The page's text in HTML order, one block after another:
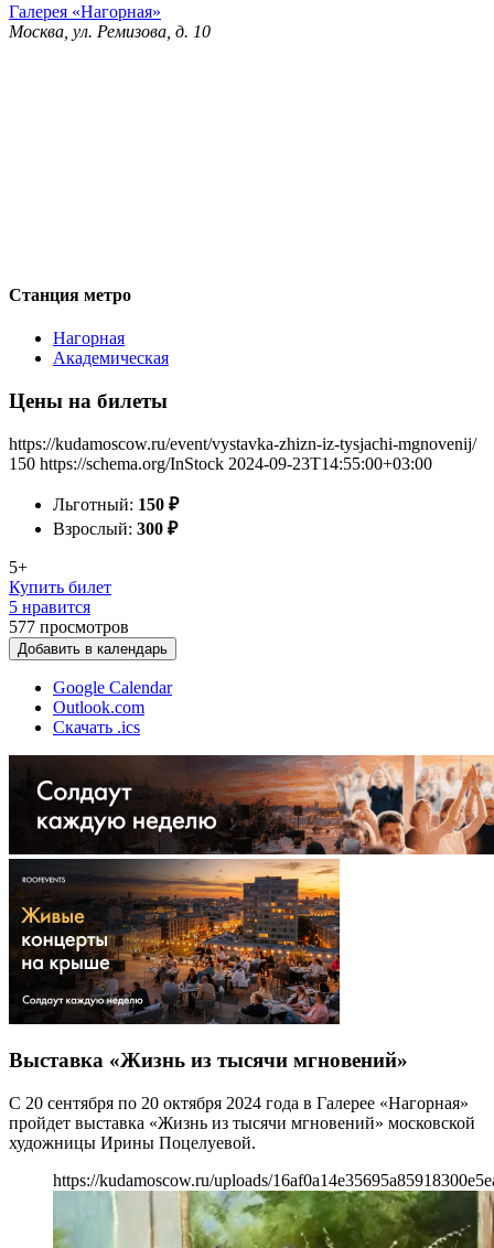
Галерея «Нагорная»
Москва, ул. Ремизова, д. 10
Станция метро
Нагорная
Академическая
Цены на билеты
https://kudamoscow.ru/event/vystavka-zhizn-iz-tysjachi-mgnovenij/
150 https://schema.org/InStock 2024-09-23T14:55:00+03:00
Льготный: 150 ₽
Взрослый: 300 ₽
5+
Купить билет
5 нравится
577 просмотров
Добавить в календарь
Google Calendar
Outlook.com
Скачать .ics
Выставка «Жизнь из тысячи мгновений»
С 20 сентября по 20 октября 2024 года в Галерее «Нагорная»
пройдет выставка «Жизнь из тысячи мгновений» московской
художницы Ирины Поцелуевой.
https://kudamoscow.ru/uploads/